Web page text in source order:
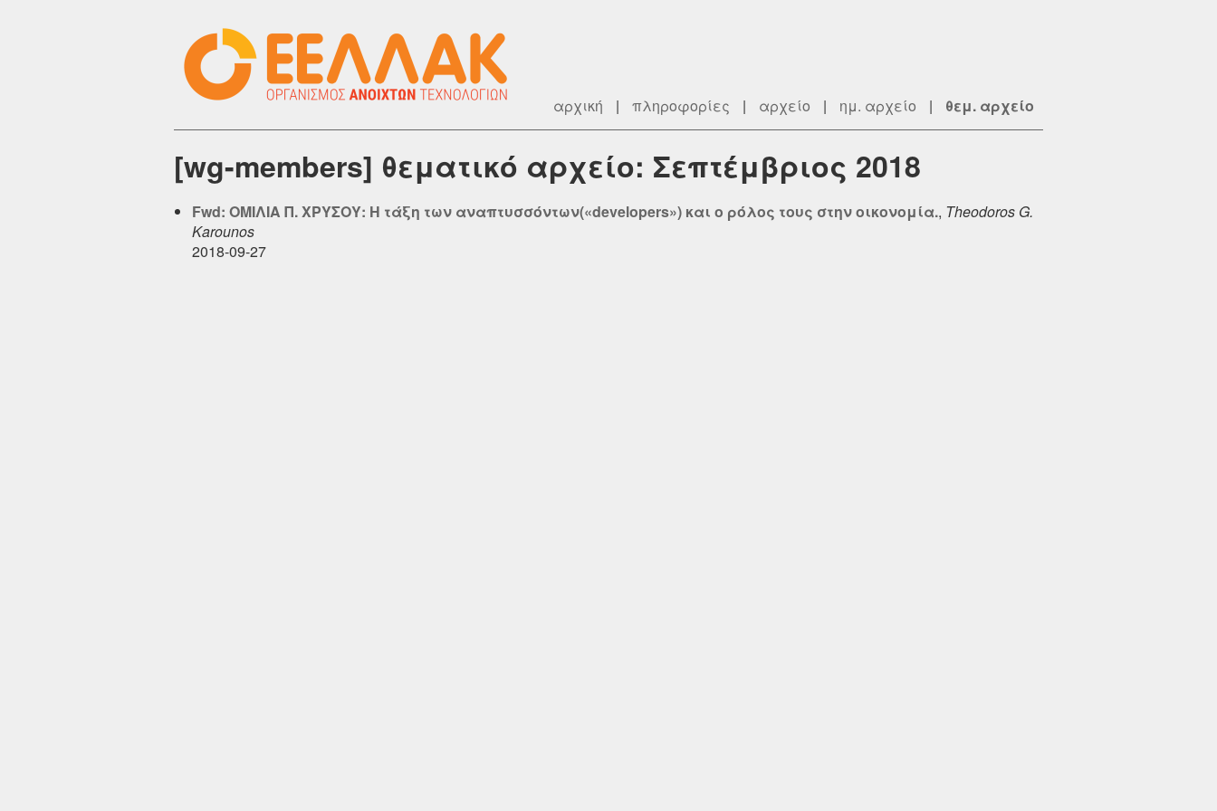
αρχική | πληροφορίες | αρχείο | ημ. αρχείο | θεμ. αρχείο
[wg-members] θεματικό αρχείο: Σεπτέμβριος 2018
Fwd: ΟΜΙΛΙΑ Π. ΧΡΥΣΟΥ: Η τάξη των αναπτυσσόντων(«developers») και ο ρόλος τους στην οικονομία., Theodoros G.
Karounos
2018-09-27